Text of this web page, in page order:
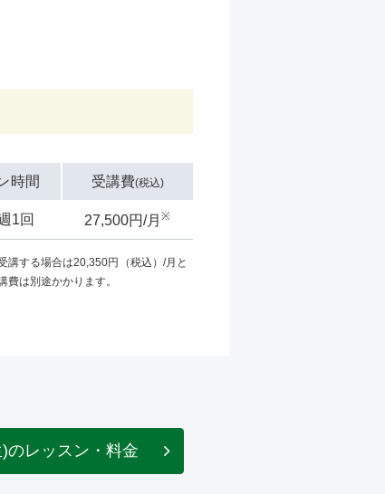
時間 受講費(税込)
1回 27,500円/月※
講する場合は20,350円（税込）/月と
は別途かかります。
のレッスン・料金